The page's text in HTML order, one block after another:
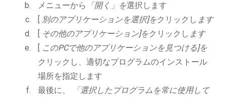
メニューから
「開く」を選択します
[ 別のアプリケーションを選択]をクリックし ます
[ その他のアプリケーション]をクリックし ます
[ このPCで他のアプリケーションを見つける]を
クリックし、適切なプログラムのインストール
場所を指定します
最後に、
「選択したプログラムを常に使用して